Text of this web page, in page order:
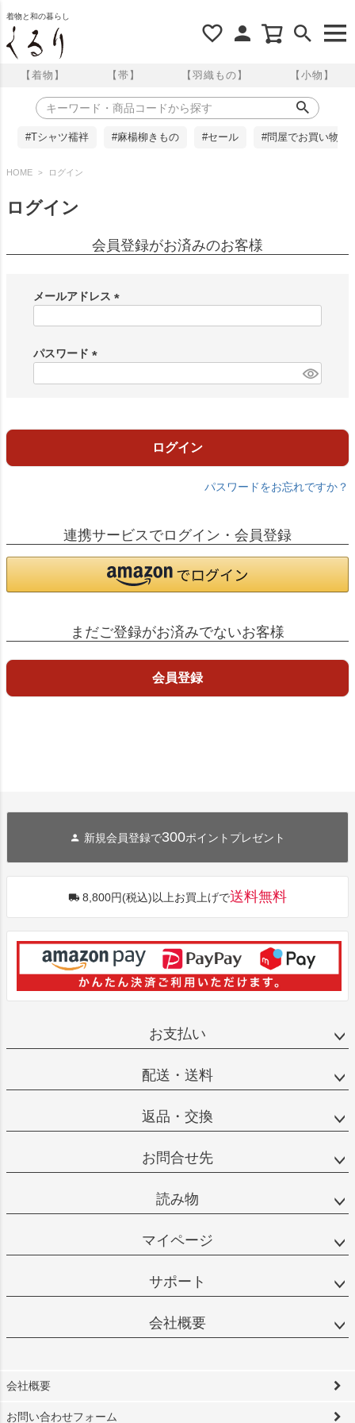
着物と和の暮らし
【着物】 【帯】 【羽織もの】 【小物】
#Tシャツ襦袢 #麻楊柳きもの #セール #問屋でお買い物
HOME ログイン
ログイン
会員登録がお済みのお客様
メールアドレス
)
パスワード
ログイン
パスワードをお忘れですか？
連携サービスでログイン・会員登録
まだご登録がお済みでないお客様
会員登録
新規会員登録で300ポイントプレゼント
8,800円(税込)以上お買上げで送料無料
お支払い
配送・送料
返品・交換
お問合せ先
読み物
マイページ
サポート
会社概要
会社概要
お問い合わせフォーム